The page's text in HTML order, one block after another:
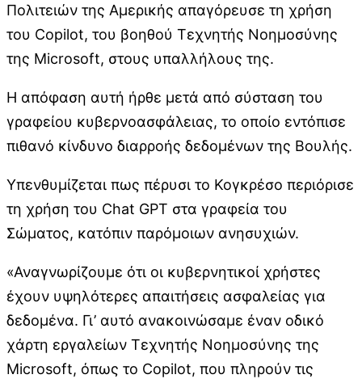
Πολιτειών της Αμερικής απαγόρευσε τη χρήση
του Copilot, του βοηθού Τεχνητής Νοημοσύνης
της Microsoft, στους υπαλλήλους της.
Η απόφαση αυτή ήρθε μετά από σύσταση του
γραφείου κυβερνοασφάλειας, το οποίο εντόπισε
πιθανό κίνδυνο διαρροής δεδομένων της Βουλής.
Υπενθυμίζεται πως πέρυσι το Κογκρέσο περιόρισε
τη χρήση του Chat GPT στα γραφεία του
Σώματος, κατόπιν παρόμοιων ανησυχιών.
«Αναγνωρίζουμε ότι οι κυβερνητικοί χρήστες
έχουν υψηλότερες απαιτήσεις ασφαλείας για
δεδομένα. Γι’ αυτό ανακοινώσαμε έναν οδικό
χάρτη εργαλείων Τεχνητής Νοημοσύνης της
Microsoft, όπως το Copilot, που πληρούν τις